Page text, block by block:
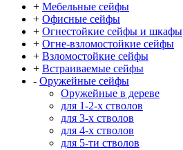
+ Мебельные сейфы
+ Офисные сейфы
+ Огнестойкие сейфы и шкафы
+ Огне-взломостойкие сейфы
+ Взломостойкие сейфы
+ Встраиваемые сейфы
- Оружейные сейфы
Оружейные в дереве
для 1-2-х стволов
для 3-х стволов
для 4-х стволов
для 5-ти стволов